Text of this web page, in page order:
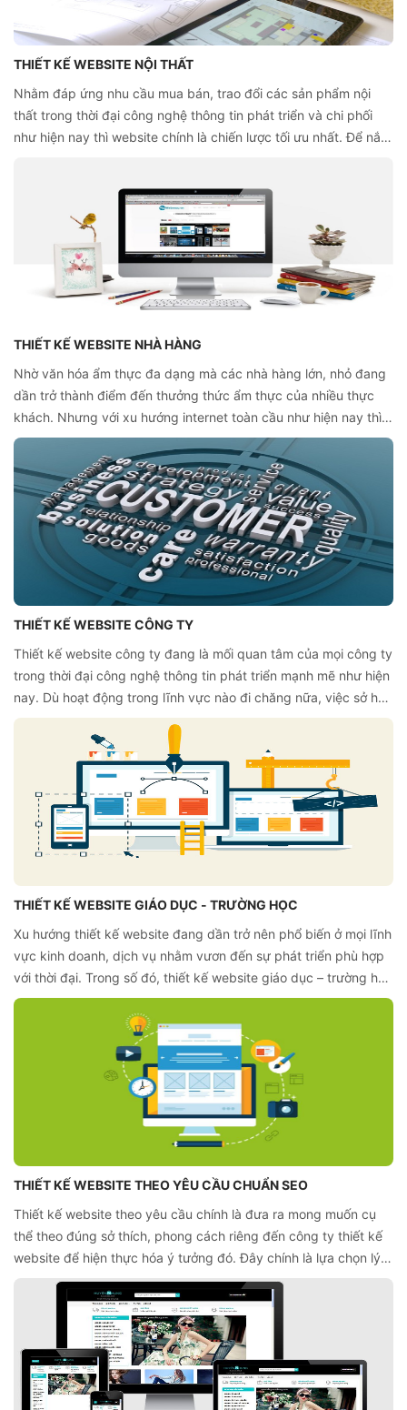
THIẾT KẾ WEBSITE NỘI THẤT
Nhằm đáp ứng nhu cầu mua bán, trao đổi các sản phẩm nội
thất trong thời đại công nghệ thông tin phát triển và chi phối
như hiện nay thì website chính là chiến lược tối ưu nhất. Để nắm
THIẾT KẾ WEBSITE NHÀ HÀNG
Nhờ văn hóa ẩm thực đa dạng mà các nhà hàng lớn, nhỏ đang
dần trở thành điểm đến thưởng thức ẩm thực của nhiều thực
khách. Nhưng với xu hướng internet toàn cầu như hiện nay thì
thực khách thường sẽ tìm kiếm điểm đến thông qua website,
thậm chí là đặt món, đặt bàn ở nhà hàng trước. Vì thế, để đáp
ứng nhu cầu này, việc thiết kế website nhà hàng chuyên
nghiệp chính là cơ hội để phát triển nhà hàng trong thời đại này.
THIẾT KẾ WEBSITE CÔNG TY
Thiết kế website công ty đang là mối quan tâm của mọi công ty
trong thời đại công nghệ thông tin phát triển mạnh mẽ như hiện
nay. Dù hoạt động trong lĩnh vực nào đi chăng nữa, việc sở hữu
một website chuyên nghiệp để quảng bá, hỗ trợ công ty chính
là chiến lược phát triển mang tính thời đại.
THIẾT KẾ WEBSITE GIÁO DỤC - TRƯỜNG HỌC
Xu hướng thiết kế website đang dần trở nên phổ biến ở mọi lĩnh
vực kinh doanh, dịch vụ nhằm vươn đến sự phát triển phù hợp
với thời đại. Trong số đó, thiết kế website giáo dục – trường học
cũng không ngoại lệ. Website giáo dục giúp cập nhật được
thường xuyên thông tin từ đội ngũ giáo viên, cơ sở hạ tầng, vật
chất, học phí, chỉ tiêu tuyển sinh…
THIẾT KẾ WEBSITE THEO YÊU CẦU CHUẨN SEO
Thiết kế website theo yêu cầu chính là đưa ra mong muốn cụ
thể theo đúng sở thích, phong cách riêng đến công ty thiết kế
website để hiện thực hóa ý tưởng đó. Đây chính là lựa chọn lý
tưởng để sở hữu một website với đặc thù cụ thể, riêng biệt với
mọi đối thủ cạnh tranh.